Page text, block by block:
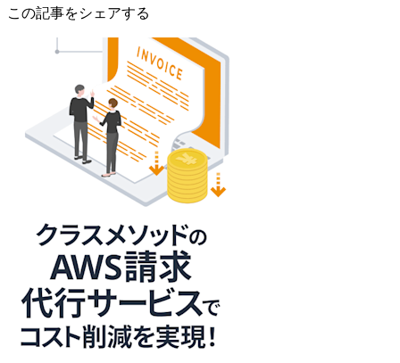
この記事をシェアする